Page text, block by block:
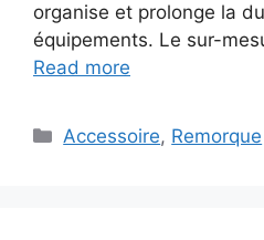
organise et prolonge la
équipements. Le sur-
Read more
Categories
Accessoire, Remorque